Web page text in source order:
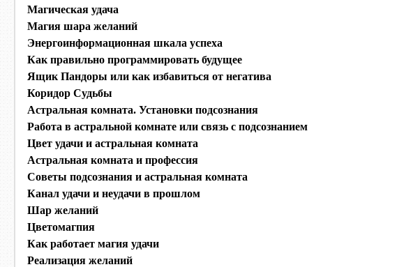
Магическая удача
Магия шара желаний
Энергоинформационная шкала успеха
Как правильно программировать будущее
Ящик Пандоры или как избавиться от негатива
Коридор Судьбы
Астральная комната. Установки подсознания
Работа в астральной комнате или связь с подсознанием
Цвет удачи и астральная комната
Астральная комната и профессия
Советы подсознания и астральная комната
Канал удачи и неудачи в прошлом
Шар желаний
Цветомагпия
Как работает магия удачи
Реализация желаний